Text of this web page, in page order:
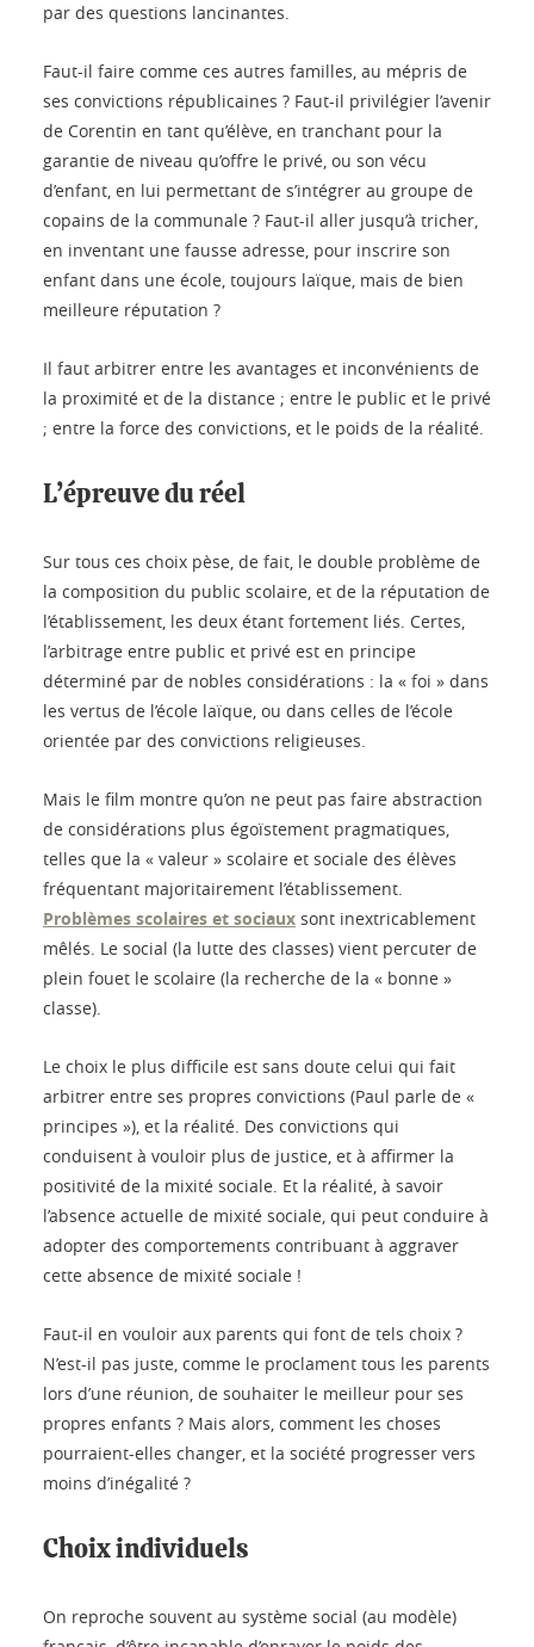
par des questions lancinantes.
Faut-il faire comme ces autres familles, au mépris de
ses convictions républicaines ? Faut-il privilégier l’avenir
de Corentin en tant qu’élève, en tranchant pour la
garantie de niveau qu’offre le privé, ou son vécu
d’enfant, en lui permettant de s’intégrer au groupe de
copains de la communale ? Faut-il aller jusqu’à tricher,
en inventant une fausse adresse, pour inscrire son
enfant dans une école, toujours laïque, mais de bien
meilleure réputation ?
Il faut arbitrer entre les avantages et inconvénients de
la proximité et de la distance ; entre le public et le privé
; entre la force des convictions, et le poids de la réalité.
L’épreuve du réel
Sur tous ces choix pèse, de fait, le double problème de
la composition du public scolaire, et de la réputation de
l’établissement, les deux étant fortement liés. Certes,
l’arbitrage entre public et privé est en principe
déterminé par de nobles considérations : la « foi » dans
les vertus de l’école laïque, ou dans celles de l’école
orientée par des convictions religieuses.
Mais le film montre qu’on ne peut pas faire abstraction
de considérations plus égoïstement pragmatiques,
telles que la « valeur » scolaire et sociale des élèves
fréquentant majoritairement l’établissement.
Problèmes scolaires et sociaux sont inextricablement
mêlés. Le social (la lutte des classes) vient percuter de
plein fouet le scolaire (la recherche de la « bonne »
classe).
Le choix le plus difficile est sans doute celui qui fait
arbitrer entre ses propres convictions (Paul parle de «
principes »), et la réalité. Des convictions qui
conduisent à vouloir plus de justice, et à affirmer la
positivité de la mixité sociale. Et la réalité, à savoir
l’absence actuelle de mixité sociale, qui peut conduire à
adopter des comportements contribuant à aggraver
cette absence de mixité sociale !
Faut-il en vouloir aux parents qui font de tels choix ?
N’est-il pas juste, comme le proclament tous les parents
lors d’une réunion, de souhaiter le meilleur pour ses
propres enfants ? Mais alors, comment les choses
pourraient-elles changer, et la société progresser vers
moins d’inégalité ?
Choix individuels
On reproche souvent au système social (au modèle)